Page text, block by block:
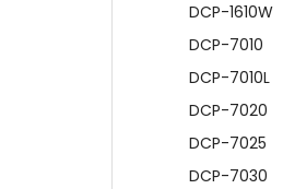
DCP-1610W
DCP-7010
DCP-7010L
DCP-7020
DCP-7025
DCP-7030